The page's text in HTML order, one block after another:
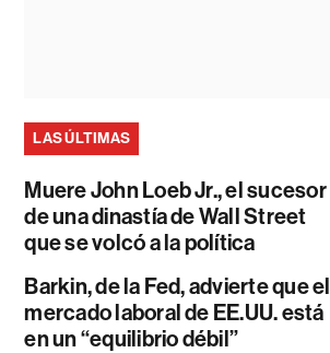
LAS ÚLTIMAS
Muere John Loeb Jr., el sucesor
de una dinastía de Wall Street
que se volcó a la política
Barkin, de la Fed, advierte que el
mercado laboral de EE.UU. está
en un “equilibrio débil”